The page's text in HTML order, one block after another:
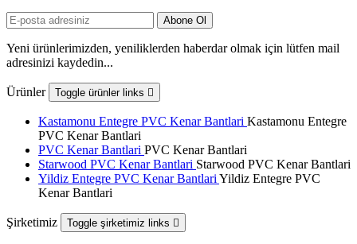
Yeni ürünlerimizden, yeniliklerden haberdar olmak için lütfen mail
adresinizi kaydedin...
Ürünler Toggle ürünler links 
Kastamonu Entegre PVC Kenar Bantlari Kastamonu Entegre
PVC Kenar Bantlari
PVC Kenar Bantlari PVC Kenar Bantlari
Starwood PVC Kenar Bantlari Starwood PVC Kenar Bantlari
Yildiz Entegre PVC Kenar Bantlari Yildiz Entegre PVC
Kenar Bantlari
Şirketimiz Toggle şirketimiz links 